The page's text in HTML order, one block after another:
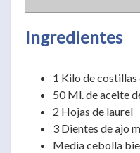
Ingredientes
1 Kilo de costillas
50 Ml. de aceite
2 Hojas de laurel
3 Dientes de ajo
Media cebolla